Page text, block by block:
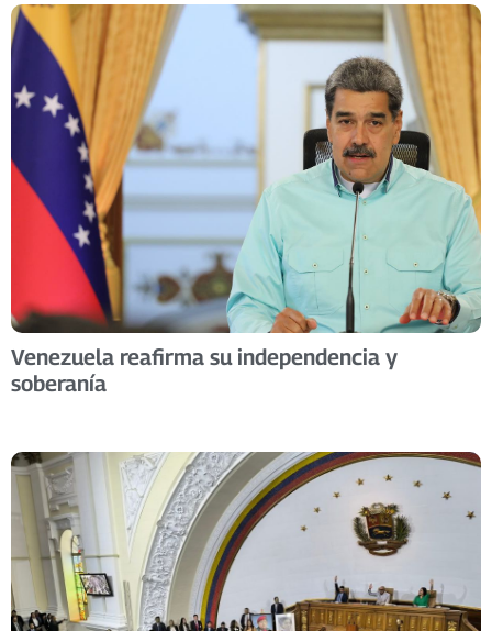
Venezuela reafirma su independencia y
soberanía